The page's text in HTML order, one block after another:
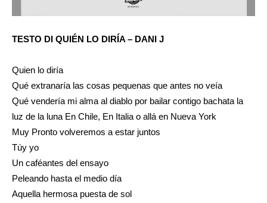
TESTO DI QUIÉN LO DIRÍA – DANI J
Quien lo diría
Qué extranaría las cosas pequenas que antes no veía
Qué vendería mi alma al diablo por bailar contigo bachata la
luz de la luna En Chile, En Italia o allá en Nueva York
Muy Pronto volveremos a estar juntos
Túy yo
Un caféantes del ensayo
Peleando hasta el medio día
Aquella hermosa puesta de sol